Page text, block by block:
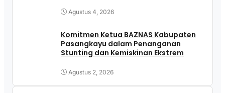
Agustus 4, 2026
Komitmen Ketua BAZNAS Kabupaten
Pasangkayu dalam Penanganan
Stunting dan Kemiskinan Ekstrem
Agustus 2, 2026